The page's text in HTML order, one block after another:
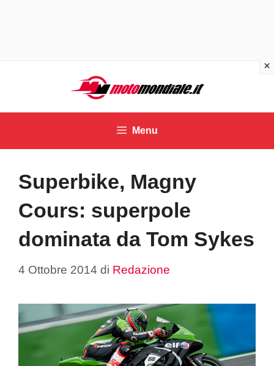
contenuto
Menu
Superbike, Magny
Cours: superpole
dominata da Tom Sykes
4 Ottobre 2014 di Redazione